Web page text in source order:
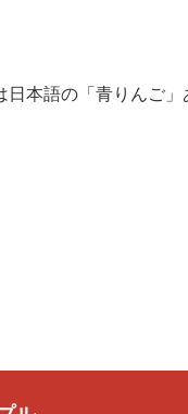
日本語の「青りんご」